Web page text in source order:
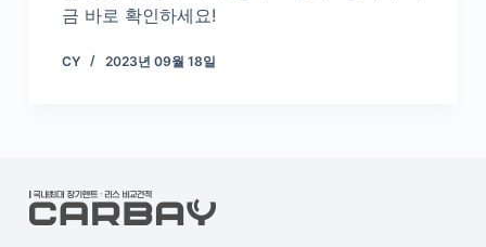
금 바로 확인하세요!
CY 2023년 09월 18일